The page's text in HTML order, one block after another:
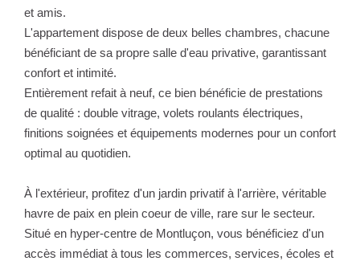
et amis.
L'appartement dispose de deux belles chambres, chacune
bénéficiant de sa propre salle d'eau privative, garantissant
confort et intimité.
Entièrement refait à neuf, ce bien bénéficie de prestations
de qualité : double vitrage, volets roulants électriques,
finitions soignées et équipements modernes pour un confort
optimal au quotidien.
À l'extérieur, profitez d'un jardin privatif à l'arrière, véritable
havre de paix en plein coeur de ville, rare sur le secteur.
Situé en hyper-centre de Montluçon, vous bénéficiez d'un
accès immédiat à tous les commerces, services, écoles et